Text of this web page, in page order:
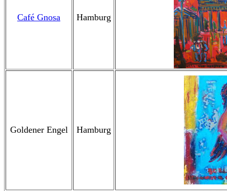
Café Gnosa Hamburg
Goldener Engel Hamburg